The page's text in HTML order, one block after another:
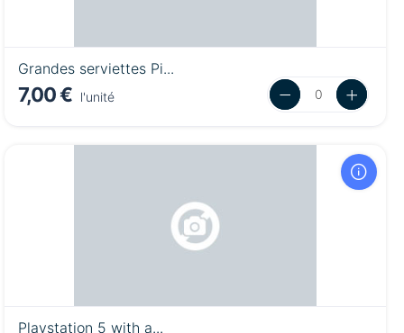
Grandes serviettes Pi...
7,00 € l'unité
Playstation 5 with a...